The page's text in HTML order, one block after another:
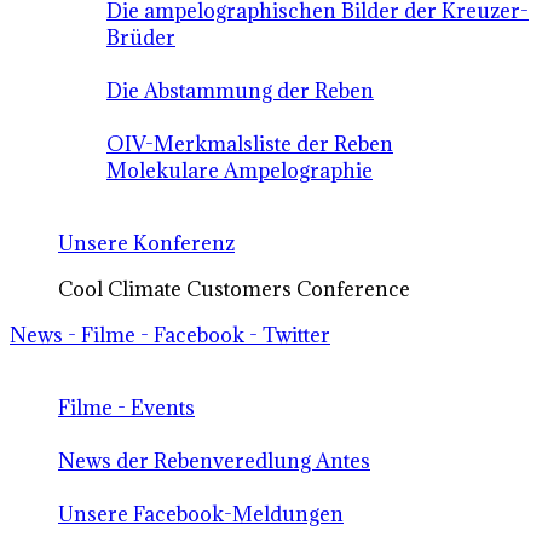
Die ampelographischen Bilder der Kreuzer-
Brüder
Die Abstammung der Reben
OIV-Merkmalsliste der Reben
Molekulare Ampelographie
Unsere Konferenz
Cool Climate Customers Conference
News - Filme - Facebook - Twitter
Filme - Events
News der Rebenveredlung Antes
Unsere Facebook-Meldungen